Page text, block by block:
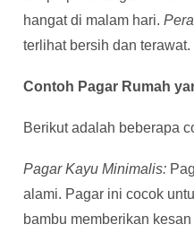
hangat di malam hari.
terlihat bersih dan
Contoh Pagar Rumah
Berikut adalah beberapa
Pagar Kayu Minimalis:
alami. Pagar ini cocok
bambu memberikan